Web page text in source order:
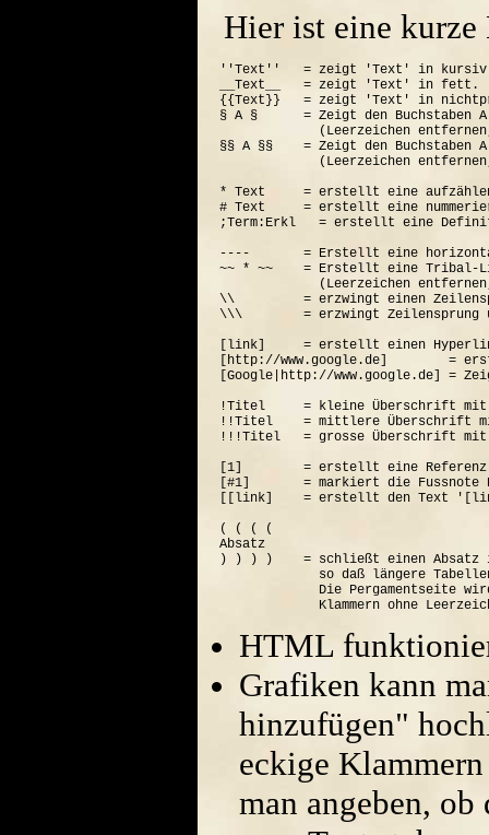
Hier ist eine
''Text''   = zeigt 'Text' in
__Text__   = zeigt 'Text' in fett.
{{Text}}   = zeigt 'Text' in
§ A §      = Zeigt den Buchstaben
(Leerzeichen
§§ A §§    = Zeigt den Buchstaben
(Leerzeichen
* Text     = erstellt eine
# Text     = erstellt eine
;Term:Erkl   = erstellt eine
----       = Erstellt eine
~~ * ~~    = Erstellt eine Tribal-
(Leerzeichen
\\         = erzwingt einen
\\\        = erzwingt Zeilensprung
[link]     = erstellt einen
[http://www.google.de]        =
[Google|http://www.google.de] =
!Titel     = kleine Überschrift
!!Titel    = mittlere Überschrift
!!!Titel   = grosse Überschrift
[1]        = erstellt eine Referenz
[#1]       = markiert die Fussnote
[[link]    = erstellt den Text
( ( ( (
Absatz
) ) ) )    = schließt einen Absatz
so daß längere
Die Pergamentseite
HTML
Grafiken kann
hinzufügen"
eckige
man angeben,